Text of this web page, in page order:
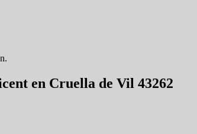
en Cruella de Vil 43262